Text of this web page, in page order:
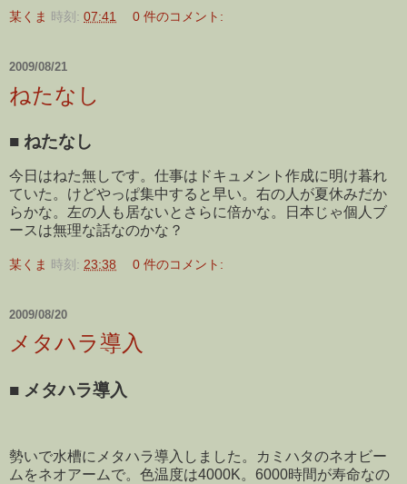
某くま 時刻: 07:41 0 件のコメント:
2009/08/21
ねたなし
■ ねたなし
今日はねた無しです。仕事はドキュメント作成に明け暮れ
ていた。けどやっぱ集中すると早い。右の人が夏休みだか
らかな。左の人も居ないとさらに倍かな。日本じゃ個人ブ
ースは無理な話なのかな？
某くま 時刻: 23:38 0 件のコメント:
2009/08/20
メタハラ導入
■ メタハラ導入
勢いで水槽にメタハラ導入しました。カミハタのネオビー
ムをネオアームで。色温度は4000K。6000時間が寿命なの